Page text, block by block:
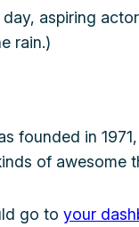
day, aspiring
rain.)
founded in
of awesome
go to your